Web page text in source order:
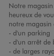
Notre
heureux de
notre magasin
- d'un parking
- d'un arrêt de
- de larges